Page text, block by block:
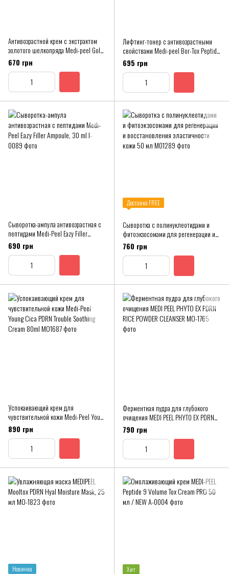
Антивозрастной крем с экстрактом
золотого шелкопряда Medi-peel Gold
Age Tox Cream, 50 мл
670 грн
Лифтинг-тонер с антивозрастными
свойствами Medi-peel Bor-Tox Peptide
Toner, 180 мл
695 грн
Сыворотка-ампула антивозрастная с
пептидами Medi-Peel Eazy Filler
Ampoule, 30 ml
690 грн
Доставка FREE
Сыворотка с полинуклеотидами и
фитоэкзосомами для регенерации и
восстановления эластичности кожи
50 мл
760 грн
Успокаивающий крем для
чувствительной кожи Medi-Peel Young
Cica PDRN Trouble Soothing Cream
80ml
890 грн
Ферментная пудра для глубокого
очищения MEDI PEEL PHYTO EX PDRN
RICE POWDER CLEANSER
790 грн
Новинка Хит